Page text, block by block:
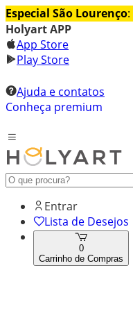
Especial São Lourenço:
Holyart APP
App Store
Play Store
Ajuda e contatos
Conheça premium
Entrar
Lista de Desejos
0
Carrinho de Compras